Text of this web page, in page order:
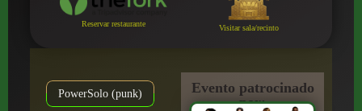
Reservar restaurante Visitar sala/recinto
PowerSolo (punk)
Evento patrocinado
por: